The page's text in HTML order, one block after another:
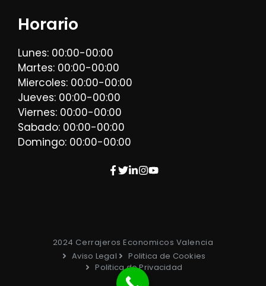
Horario
Lunes: 00:00-00:00
Martes: 00:00-00:00
Miercoles: 00:00-00:00
Jueves: 00:00-00:00
Viernes: 00:00-00:00
Sabado: 00:00-00:00
Domingo: 00:00-00:00
2024 Cerrajeros Economicos Valencia
Aviso Legal
Politica de Cookies
Politica de Privacidad